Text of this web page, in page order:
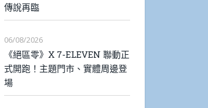
傳說再臨
06/08/2026
《絕區零》X 7-ELEVEN 聯動正
式開跑！主題門市、實體周邊登
場